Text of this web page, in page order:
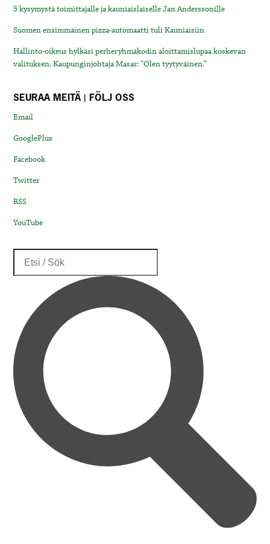
5 kysymystä toimittajalle ja kauniaislaiselle Jan Anderssonille
Suomen ensimmäinen pizza-automaatti tuli Kauniaisiin
Hallinto-oikeus hylkäsi perheryhmäkodin aloittamislupaa koskevan
valituksen. Kaupunginjohtaja Masar: “Olen tyytyväinen.”
SEURAA MEITÄ | FÖLJ OSS
Email
GooglePlus
Facebook
Twitter
RSS
YouTube